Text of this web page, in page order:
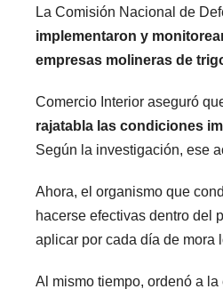
La Comisión Nacional de
implementaron y
empresas molineras de
Comercio Interior aseguró
rajatabla las condiciones
Según la investigación, ese
Ahora, el organismo que
hacerse efectivas dentro del
aplicar por cada día de mora
Al mismo tiempo, ordenó a